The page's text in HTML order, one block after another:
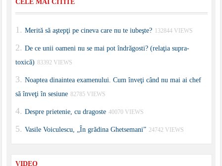
CELE MAI CITITE
Merită să aştepţi pe cineva care nu te iubeşte? 132844 VIEWS
De ce unii oameni nu se mai pot îndrăgosti? (relaţia supra-
toxică) 83392 VIEWS
Noaptea dinaintea examenului. Cum înveţi când nu mai ai chef
să înveţi în sesiune 82785 VIEWS
Despre prietenie, cu dragoste 40070 VIEWS
Vasile Voiculescu, „În grădina Ghetsemani” 24742 VIEWS
VIDEO